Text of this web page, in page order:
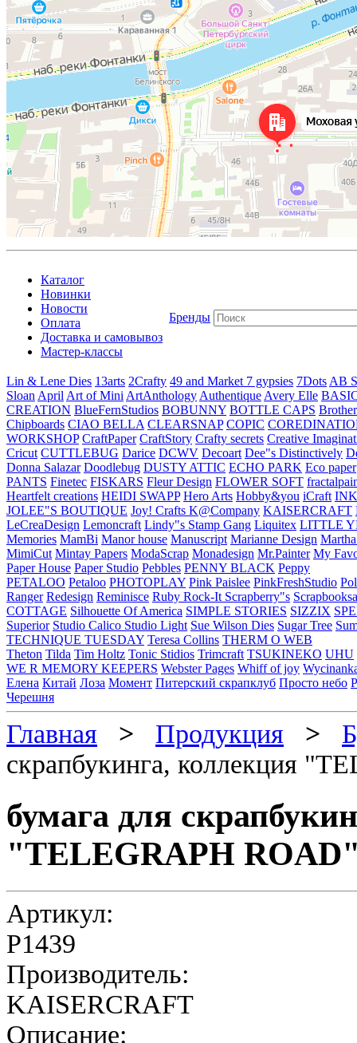
Каталог
Новинки
Новости
Оплата
Доставка и самовывоз
Мастер-классы
Бренды
Lin & Lene Dies 13arts 2Crafty 49 and Market 7 gypsies 7Dots AB
Sloan April Art of Mini ArtAnthology Authentique Avery Elle
CREATION BlueFernStudios BOBUNNY BOTTLE CAPS Brother
Chipboards CIAO BELLA CLEARSNAP COPIC
WORKSHOP CraftPaper CraftStory Crafty secrets Creative
Cricut CUTTLEBUG Darice DCWV Decoart Dee"s Distinctively
Donna Salazar Doodlebug DUSTY ATTIC ECHO PARK Eco paper
PANTS Finetec FISKARS Fleur Design FLOWER SOFT
Heartfelt creations HEIDI SWAPP Hero Arts Hobby&you iCraft
JOLEE"S BOUTIQUE Joy! Crafts K@Company KAISERCRAFT
LeCreaDesign Lemoncraft Lindy"s Stamp Gang Liquitex LITTLE
Memories MamBi Manor house Manuscript Marianne Design
MimiCut Mintay Papers ModaScrap Monadesign Mr.Painter My
Paper House Paper Studio Pebbles PENNY BLACK Peppy
PETALOO Petaloo PHOTOPLAY Pink Paislee PinkFreshStudio
Ranger Redesign Reminisce Ruby Rock-It Scrapberry"s
COTTAGE Silhouette Of America SIMPLE STORIES SIZZIX
Superior Studio Calico Studio Light Sue Wilson Dies Sugar Tree
TECHNIQUE TUESDAY Teresa Collins THERM O WEB
Theton Tilda Tim Holtz Tonic Stidios Trimcraft TSUKINEKO UHU
WE R MEMORY KEEPERS Webster Pages Whiff of joy
Елена Китай Лоза Момент Питерский скрапклуб Просто небо
Черешня
Главная > Продукция >
скрапбукинга, коллекция
бумага для
"TELEGRAPH ROAD"
Артикул:
P1439
Производитель:
KAISERCRAFT
Описание: